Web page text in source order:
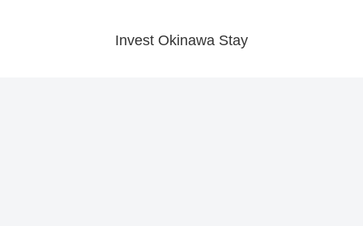
Invest Okinawa Stay